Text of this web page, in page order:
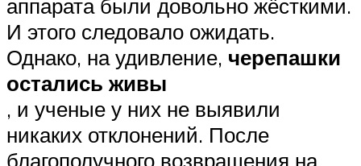
аппарата были довольно жёсткими.
И этого следовало ожидать.
Однако, на удивление, черепашки
остались живы
, и ученые у них не выявили
никаких отклонений. После
благополучного возвращения на